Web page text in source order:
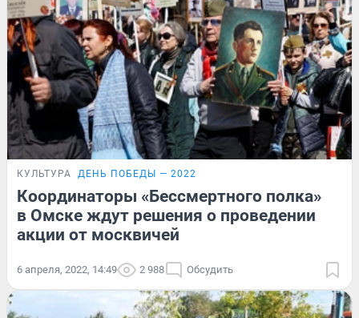
КУЛЬТУРА ДЕНЬ ПОБЕДЫ — 2022
Координаторы «Бессмертного полка»
в Омске ждут решения о проведении
акции от москвичей
6 апреля, 2022, 14:49 2 988 Обсудить